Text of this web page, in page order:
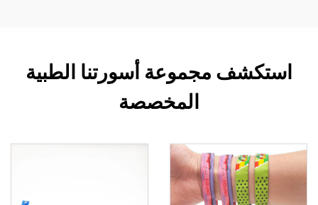
استكشف مجموعة أسورتنا الطبية
المخصصة